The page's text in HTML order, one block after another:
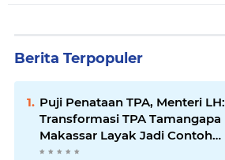
Berita Terpopuler
Puji Penataan TPA, Menteri LH:
Transformasi TPA Tamangapa
Makassar Layak Jadi Contoh
Nasional